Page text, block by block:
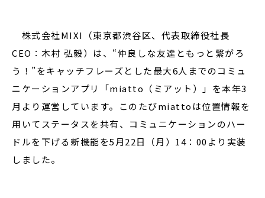
株式会社MIXI（東京都渋谷区、代表取締役社長
CEO：木村 弘毅）は、“仲良しな友達ともっと繋がろ
う！”をキャッチフレーズとした最大6人までのコミュ
ニケーションアプリ「miatto（ミアット）」を本年3
月より運営しています。このたびmiattoは位置情報を
用いてステータスを共有、コミュニケーションのハー
ドルを下げる新機能を5月22日（月）14：00より実装
しました。